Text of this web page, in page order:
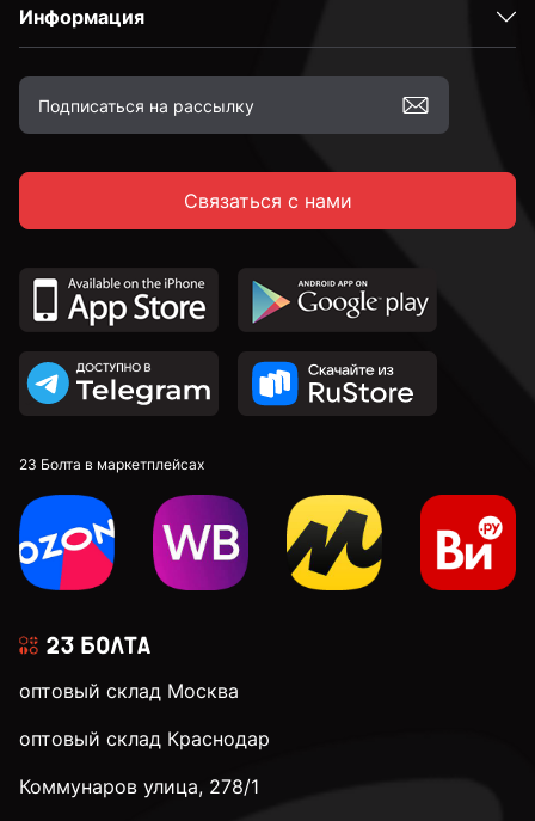
Информация
Связаться с нами
23 Болта в маркетплейсах
оптовый склад Москва
оптовый склад Краснодар
Коммунаров улица, 278/1